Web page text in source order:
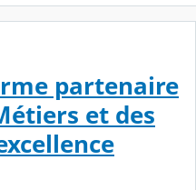
partenaire
et des